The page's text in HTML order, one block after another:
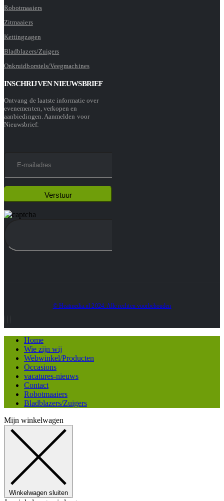
Robotmaaiers
Zitmaaiers
Kettingzagen
Bladblazers/Zuigers
Onkruidborstels/Veegmachines
INSCHRIJVEN NIEUWSBRIEF
Ontvang de laatste informatie over
evenementen, verkopen en
aanbiedingen. Aanmelden voor
Nieuwsbrief:
© Heatmedia.nl 2024. Alle rechten voorbehouden
Home
Wie zijn wij
Webwinkel/Producten
Occasions
vacatures-nieuws
Contact
Robotmaaiers
Bladblazers/Zuigers
Mijn winkelwagen
Winkelwagen sluiten